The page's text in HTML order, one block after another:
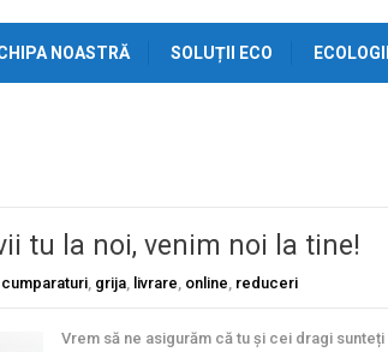
NOASTRĂ SOLUȚII ECO
tu la noi, venim noi la tine!
cumparaturi, grija, livrare, online, reduceri
Vrem să ne asigurăm că tu și cei dragi